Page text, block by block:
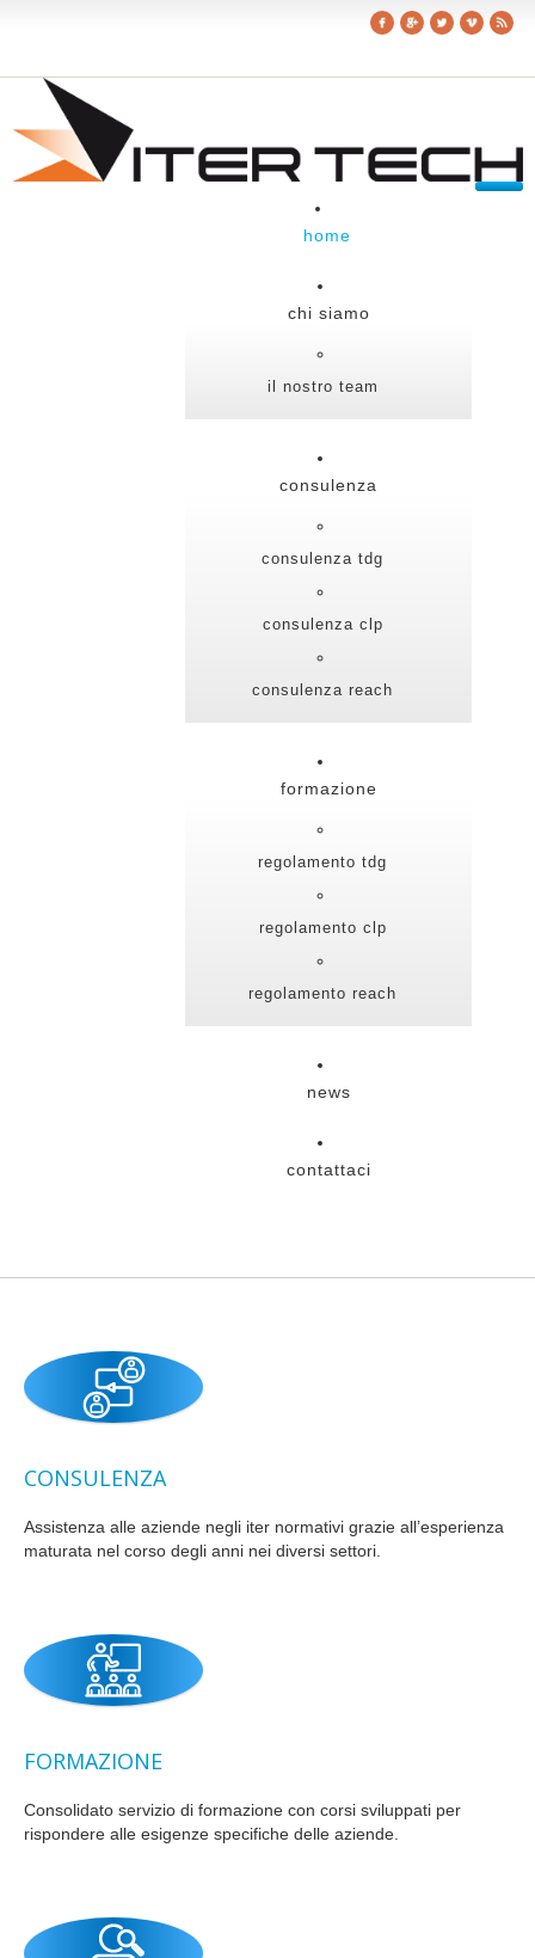
home
chi siamo
il nostro team
consulenza
consulenza tdg
consulenza clp
consulenza reach
formazione
regolamento tdg
regolamento clp
regolamento reach
news
contattaci
CONSULENZA
Assistenza alle aziende negli iter normativi grazie all’esperienza
maturata nel corso degli anni nei diversi settori.
FORMAZIONE
Consolidato servizio di formazione con corsi sviluppati per
rispondere alle esigenze specifiche delle aziende.